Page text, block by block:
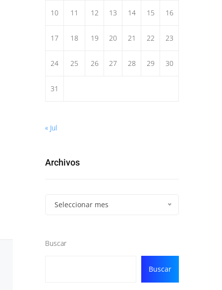
10 11 12 13 14 15 16
17 18 19 20 21 22 23
24 25 26 27 28 29 30
31
« Jul
Archivos
Seleccionar mes
Buscar
Buscar